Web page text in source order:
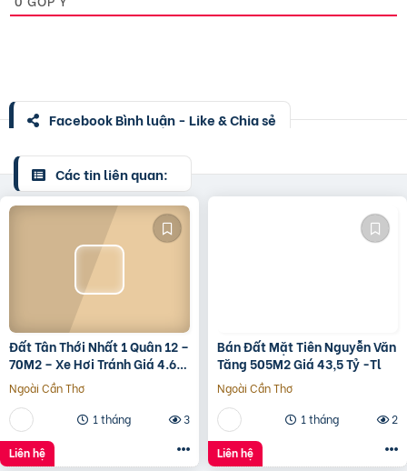
Facebook Bình luận - Like & Chia sẻ
Các tin liên quan:
Đất Tân Thới Nhất 1 Quân 12 –
70M2 – Xe Hơi Tránh Giá 4.6
Tỷ – Shr
Ngoài Cần Thơ
1 tháng
3
Liên hệ
Bán Đất Mặt Tiên Nguyễn Văn
Tăng 505M2 Giá 43,5 Tỷ -Tl
Ngoài Cần Thơ
1 tháng
2
Liên hệ